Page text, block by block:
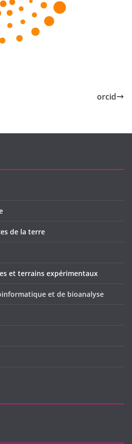
orcid
de la terre
et terrains expérimentaux
et de bioanalyse